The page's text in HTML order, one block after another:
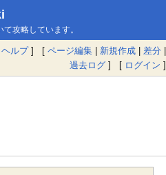
攻略しています。
ヘルプ] [ ページ編集 | 新規作成 | 差分 |
過去ログ ] [ ログイン ]